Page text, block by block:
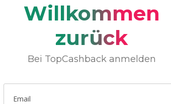
Willkommen
zurück
Bei TopCashback anmelden
Email